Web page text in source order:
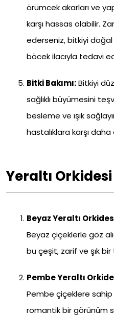
örümcek akarları ve
karşı hassas olabilir.
ederseniz, bitkiyi
böcek ilacıyla tedavi
Bitki Bakımı:Bitkiyi
sağlıklı büyümesini
besleme ve ışık
hastalıklara karşı
Yeraltı
Beyaz Yeraltı
Beyaz çiçeklerle göz
bu çeşit, zarif ve şık
Pembe Yeraltı
Pembe çiçeklere
romantik bir görünüm